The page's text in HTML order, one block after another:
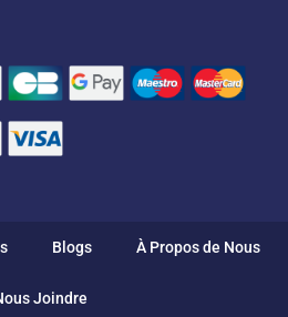
Blogs À Propos de Nous
Joindre